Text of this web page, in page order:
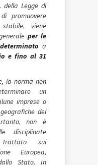
della Legge di
promuovere
viene
per le
a
e fino al 31
la norma non
un
imprese o
del
non è
disciplinate
sul
Europea,
Stato. In